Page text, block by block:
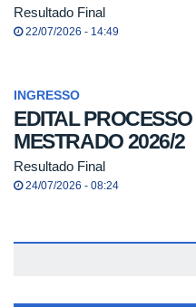
Resultado Final
22/07/2026 - 14:49
INGRESSO
EDITAL
MESTRADO 2026/2
Resultado Final
24/07/2026 - 08:24